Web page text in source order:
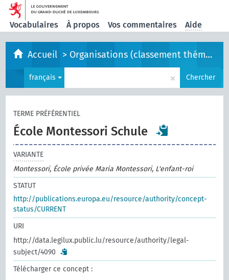
Vocabulaires À propos Vos commentaires Aide
Accueil > Organisations (classement thématique)
français × Chercher
TERME PRÉFÉRENTIEL
École Montessori Schule
VARIANTE
Montessori, École privée Maria Montessori, L'enfant-roi
STATUT
http://publications.europa.eu/resource/authority/concept-
status/CURRENT
URI
http://data.legilux.public.lu/resource/authority/legal-
subject/4090
Télécharger ce concept :